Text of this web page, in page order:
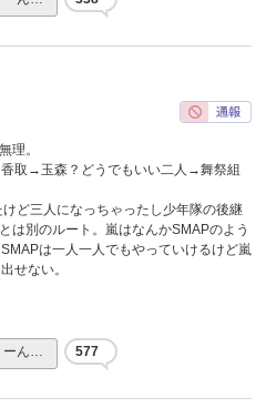
理。
取→玉森？どうでもいい二人→舞祭組
ど三人になっちゃったし少年隊の後継
は別のルート。嵐はなんかSMAPのよう
は一人一人でもやっていけるけど嵐
せない。
ーん… 577